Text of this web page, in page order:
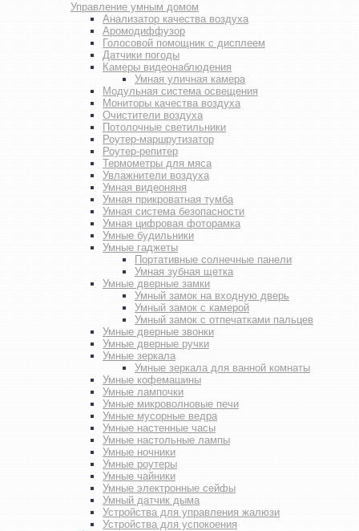
Управление умным домом
Анализатор качества воздуха
Аромодиффузор
Голосовой помощник с дисплеем
Датчики погоды
Камеры видеонаблюдения
Умная уличная камера
Модульная система освещения
Мониторы качества воздуха
Очистители воздуха
Потолочные светильники
Роутер-маршрутизатор
Роутер-репитер
Термометры для мяса
Увлажнители воздуха
Умная видеоняня
Умная прикроватная тумба
Умная система безопасности
Умная цифровая фоторамка
Умные будильники
Умные гаджеты
Портативные солнечные панели
Умная зубная щетка
Умные дверные замки
Умный замок на входную дверь
Умный замок с камерой
Умный замок с отпечатками пальцев
Умные дверные звонки
Умные дверные ручки
Умные зеркала
Умные зеркала для ванной комнаты
Умные кофемашины
Умные лампочки
Умные микроволновые печи
Умные мусорные ведра
Умные настенные часы
Умные настольные лампы
Умные ночники
Умные роутеры
Умные чайники
Умные электронные сейфы
Умный датчик дыма
Устройства для управления жалюзи
Устройства для успокоения